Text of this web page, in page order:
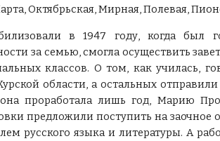
Октябрьская, Мирная, Полевая,
в 1947 году, когда был
за семью, смогла осуществить
классов. О том, как училась,
области, а остальных
проработала лишь год, Марию
предложили поступить на заочное
русского языка и литературы. А